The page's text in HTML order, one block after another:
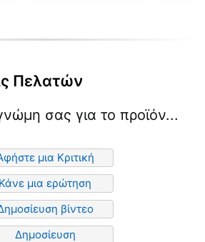
Πελατών
σας για το προϊόν...
μια Κριτική
Κάνε μια ερώτηση
βίντεο
Δημοσίευση